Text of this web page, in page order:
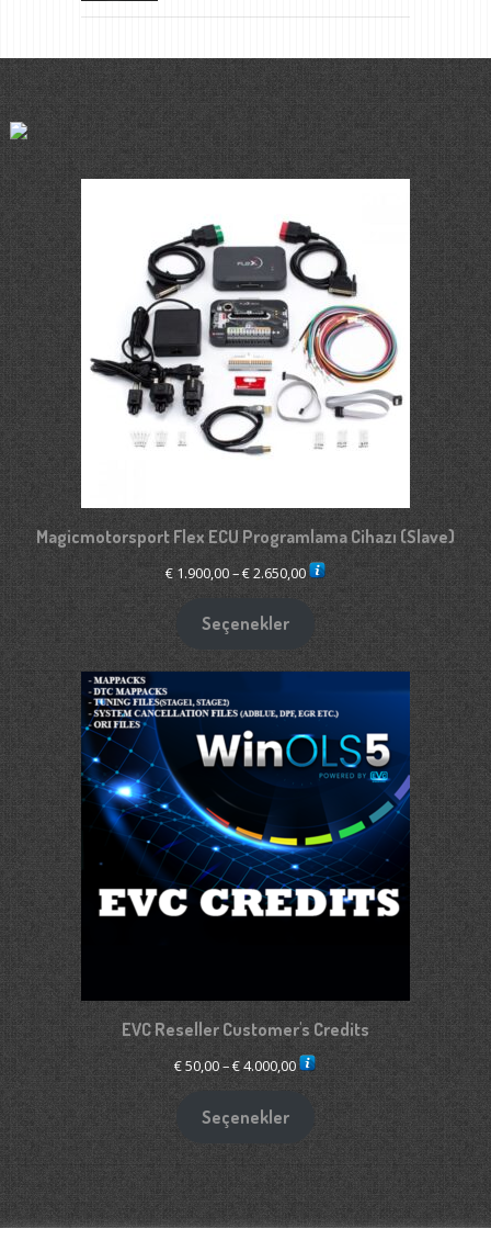
Magicmotorsport Flex ECU Programlama Cihazı (Slave)
€1.900,00–€2.650,00Fiyat
aralığı:
€ 1.900,00
€ 2.650,00
Seçenekler
EVC Reseller Customer's Credits
€50,00–€4.000,00Fiyat
€ 4.000,00
Seçenekler